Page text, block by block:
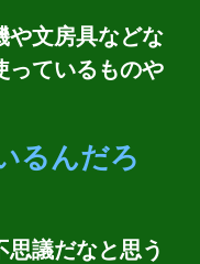
や文房具などな
っているものや
るんだろ
思議だなと思う